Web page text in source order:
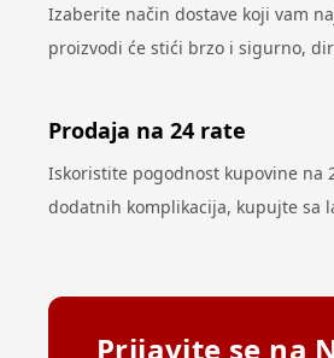
Izaberite način dostave koji vam
proizvodi će stići brzo i sigurno,
Prodaja na 24 rate
Iskoristite pogodnost kupovine na
dodatnih komplikacija, kupujte sa
Prijavite se na